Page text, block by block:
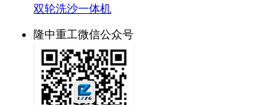
双轮洗沙一体机
隆中重工微信公众号